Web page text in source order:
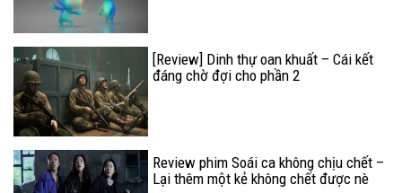
[Review] Dinh thự oan khuất – Cái kết
đáng chờ đợi cho phần 2
Review phim Soái ca không chịu chết –
Lại thêm một kẻ không chết được nè